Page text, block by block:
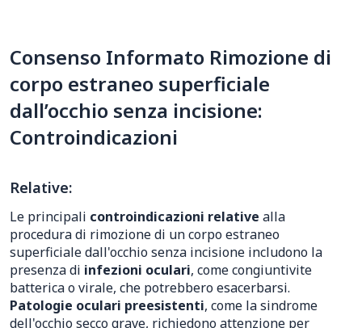
Consenso Informato Rimozione di
corpo estraneo superficiale
dall’occhio senza incisione:
Controindicazioni
Relative:
Le principali controindicazioni relative alla
procedura di rimozione di un corpo estraneo
superficiale dall'occhio senza incisione includono la
presenza di infezioni oculari, come congiuntivite
batterica o virale, che potrebbero esacerbarsi.
Patologie oculari preesistenti, come la sindrome
dell'occhio secco grave, richiedono attenzione per